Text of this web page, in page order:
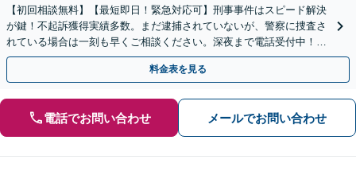
【初回相談無料】【最短即日！緊急対応可】刑事事件はスピード解決
が鍵！不起訴獲得実績多数。まだ逮捕されていないが、警察に捜査さ
れている場合は一刻も早くご相談ください。深夜まで電話受付中！痴
漢／盗撮／のぞき／その他性犯罪など
料金表を見る
電話でお問い合わせ メールでお問い合わせ